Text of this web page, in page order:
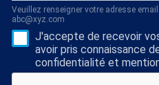
Veuillez renseigner votre adresse
abc@xyz.com
J'accepte de recevoir
avoir pris connaissance
confidentialité et